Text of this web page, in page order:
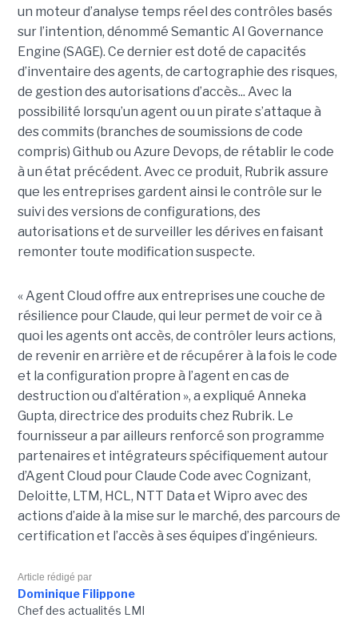
un moteur d’analyse temps réel des contrôles basés
sur l’intention, dénommé Semantic AI Governance
Engine (SAGE). Ce dernier est doté de capacités
d’inventaire des agents, de cartographie des risques,
de gestion des autorisations d’accès... Avec la
possibilité lorsqu’un agent ou un pirate s’attaque à
des commits (branches de soumissions de code
compris) Github ou Azure Devops, de rétablir le code
à un état précédent. Avec ce produit, Rubrik assure
que les entreprises gardent ainsi le contrôle sur le
suivi des versions de configurations, des
autorisations et de surveiller les dérives en faisant
remonter toute modification suspecte.
« Agent Cloud offre aux entreprises une couche de
résilience pour Claude, qui leur permet de voir ce à
quoi les agents ont accès, de contrôler leurs actions,
de revenir en arrière et de récupérer à la fois le code
et la configuration propre à l’agent en cas de
destruction ou d’altération », a expliqué Anneka
Gupta, directrice des produits chez Rubrik. Le
fournisseur a par ailleurs renforcé son programme
partenaires et intégrateurs spécifiquement autour
d’Agent Cloud pour Claude Code avec Cognizant,
Deloitte, LTM, HCL, NTT Data et Wipro avec des
actions d’aide à la mise sur le marché, des parcours de
certification et l’accès à ses équipes d’ingénieurs.
Article rédigé par
Dominique Filippone
Chef des actualités LMI